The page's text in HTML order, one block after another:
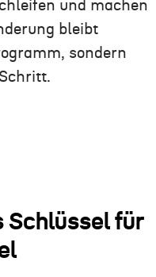
und machen
bleibt
sondern
Schlüssel für